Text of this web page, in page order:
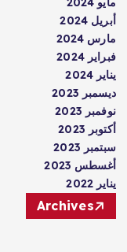
أبريل 2024
مارس 2024
فبراير 2024
يناير 2024
ديسمبر 2023
نوفمبر 2023
أكتوبر 2023
سبتمبر 2023
أغسطس 2023
يناير 2022
Archives